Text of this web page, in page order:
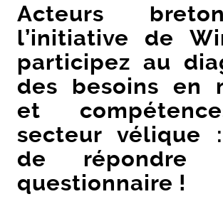
Acteurs
l’initiative de
participez au
des besoins en
et
secteur vélique
de
questionnaire !